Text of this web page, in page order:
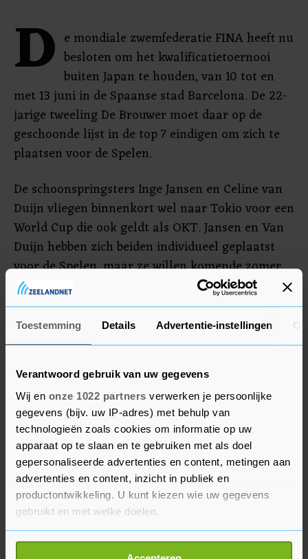
Toestemming Details Advertentie-instellingen
Verantwoord gebruik van uw gegevens
Wij en onze 1022 partners verwerken je persoonlijke
gegevens (bijv. uw IP-adres) met behulp van
technologieën zoals cookies om informatie op uw
apparaat op te slaan en te gebruiken met als doel
gepersonaliseerde advertenties en content, metingen aan
advertenties en content, inzicht in publiek en
productontwikkeling. U kunt kiezen wie uw gegevens
gebruikt en met welke doelen.
Als u het toestaat, willen we ook graag:
D e mondiale zwemfederatie FINA heeft nu
besloten om het kwalificatietoernooi
buiten Japan te houden, van 10 tot en
met 13 juni in de Spaanse stad Barcelona. De 22-
jarige tweeling De Brouwer moet daar op de
geschoonde lijst in de top 7 eindigen om zich te
plaatsen voor de Spelen.
De schoonspringsters Inge Jansen en Celine van
Duijn vliegen binnenkort wel naar Tokio voor een
World Cup die ook geldt als OKT. Jansen en Van
Duijn hebben zich beiden individueel geplaatst
voor de Spelen, maar ze willen komende zomer
ook als synchroonduo op de 3 meterplank in
actie komen. Op het OKT, van 1 tot en met 6 mei,
kunnen ze zich kwalificeren.